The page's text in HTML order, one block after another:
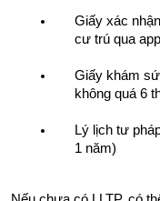
Giấy xác
cư trú qua
Giấy khám
không quá 6
Lý lịch tư
1 năm)